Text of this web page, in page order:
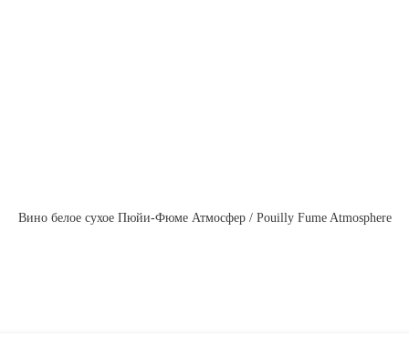
Вино белое сухое Пюйи-Фюме Атмосфер / Pouilly Fume Atmosphere